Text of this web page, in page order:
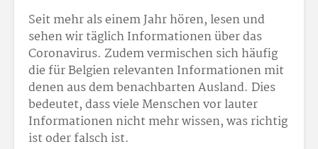
Seit mehr als einem Jahr hören, lesen und
sehen wir täglich Informationen über das
Coronavirus. Zudem vermischen sich häufig
die für Belgien relevanten Informationen mit
denen aus dem benachbarten Ausland. Dies
bedeutet, dass viele Menschen vor lauter
Informationen nicht mehr wissen, was richtig
ist oder falsch ist.